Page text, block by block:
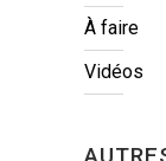
À faire
Vidéos